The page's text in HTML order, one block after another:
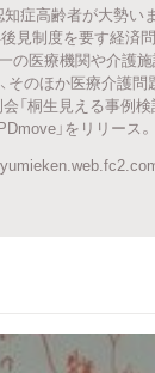
から探す
症高齢者が大勢い
見制度を要す経済
の医療機関や介護
そのほか医療介護
桐生見える事例検討
」をリリース。